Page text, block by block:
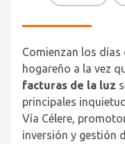
Comienzan los
hogareño a la vez
facturas de la luz
principales
Vía Célere,
inversión y gestión